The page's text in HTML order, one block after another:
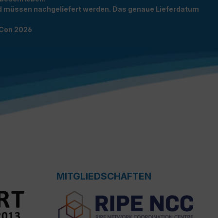
nachgeliefert werden. Das genaue Lieferdatum
2026
MITGLIEDSCHAFTEN